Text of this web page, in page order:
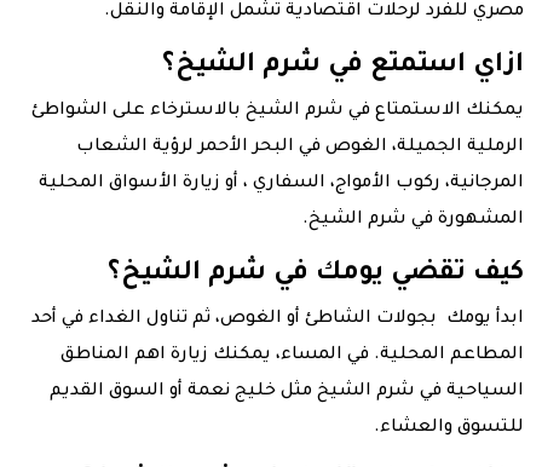
مصري للفرد لرحلات اقتصادية تشمل الإقامة والنقل.
ازاي استمتع في شرم الشيخ؟
يمكنك الاستمتاع في شرم الشيخ بالاسترخاء على الشواطئ
الرملية الجميلة، الغوص في البحر الأحمر لرؤية الشعاب
المرجانية، ركوب الأمواج، السفاري ، أو زيارة الأسواق المحلية
المشهورة في شرم الشيخ.
كيف تقضي يومك في شرم الشيخ؟
ابدأ يومك بجولات الشاطئ أو الغوص، ثم تناول الغداء في أحد
المطاعم المحلية. في المساء، يمكنك زيارة اهم المناطق
السياحية في شرم الشيخ مثل خليج نعمة أو السوق القديم
للتسوق والعشاء.